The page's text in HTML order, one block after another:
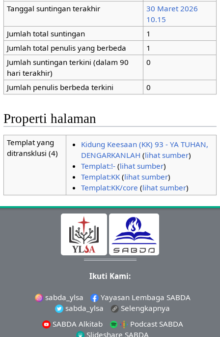
Tanggal suntingan terakhir
30 Maret 2026
10.15
Jumlah total suntingan
1
Jumlah total penulis yang berbeda
1
Jumlah suntingan terkini (dalam 90
hari terakhir)
0
Jumlah penulis berbeda terkini 0
Properti halaman
Templat yang
ditransklusi (4)
Kidung Keesaan (KK) 93 - YA TUHAN,
DENGARKANLAH (lihat sumber)
Templat:!- (lihat sumber)
Templat:KK (lihat sumber)
Templat:KK/core (lihat sumber)
Ikuti Kami:
sabda_ylsa
Yayasan Lembaga SABDA
sabda_ylsa
Selengkapnya
SABDA Alkitab
Podcast SABDA
Slideshare SABDA